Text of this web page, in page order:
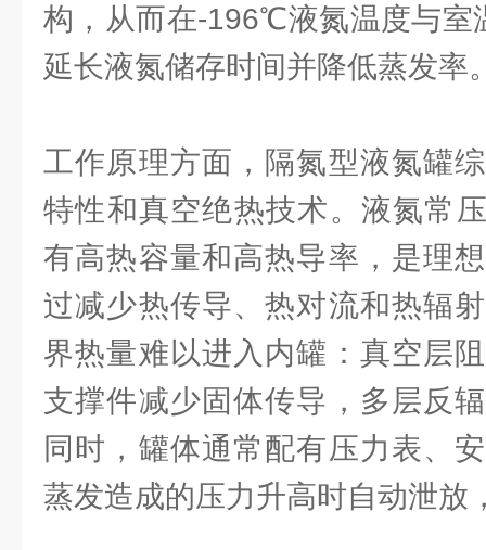
构，从而在-196℃液氮温度与室
延长液氮储存时间并降低蒸发率
工作原理方面，隔氮型液氮罐
特性和真空绝热技术。液氮常
有高热容量和高热导率，是理
过减少热传导、热对流和热辐
界热量难以进入内罐：真空层
支撑件减少固体传导，多层反
同时，罐体通常配有压力表、
蒸发造成的压力升高时自动泄放